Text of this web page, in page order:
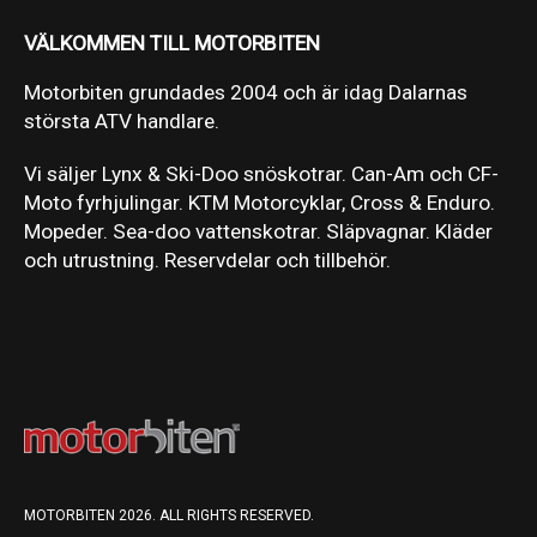
VÄLKOMMEN TILL MOTORBITEN
Motorbiten grundades 2004 och är idag Dalarnas
största ATV handlare.
Vi säljer Lynx & Ski-Doo snöskotrar. Can-Am och CF-
Moto fyrhjulingar. KTM Motorcyklar, Cross & Enduro.
Mopeder. Sea-doo vattenskotrar. Släpvagnar. Kläder
och utrustning. Reservdelar och tillbehör.
MOTORBITEN 2026. ALL RIGHTS RESERVED.